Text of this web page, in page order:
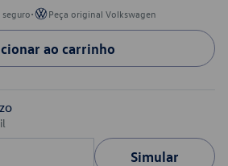
• Peça original Volkswagen
ao carrinho
Simular